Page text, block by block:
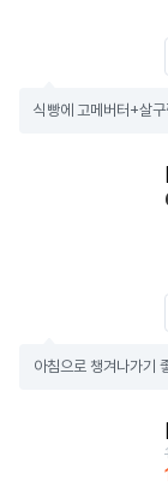
식빵에 고메버터+살
아침으로 챙겨나가기